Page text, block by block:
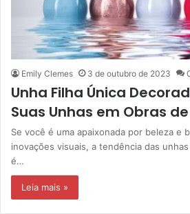
Emily Clemes 3 de outubro de 2023
Unha Filha Única
Suas Unhas em Obras
Se você é uma apaixonada por beleza e
inovações visuais, a tendência das
é…
Leia mais »